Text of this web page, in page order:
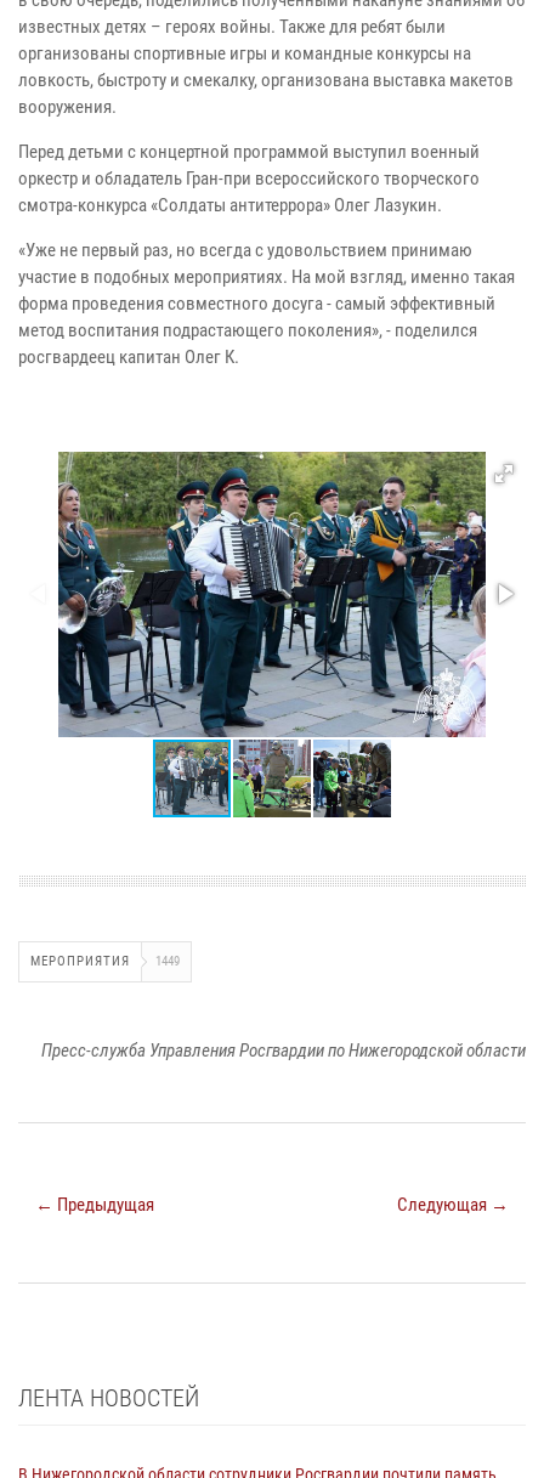
известных детях – героях войны. Также для ребят были
организованы спортивные игры и командные конкурсы на
ловкость, быстроту и смекалку, организована выставка макетов
вооружения.
Перед детьми с концертной программой выступил военный
оркестр и обладатель Гран-при всероссийского творческого
смотра-конкурса «Солдаты антитеррора» Олег Лазукин.
«Уже не первый раз, но всегда с удовольствием принимаю
участие в подобных мероприятиях. На мой взгляд, именно такая
форма проведения совместного досуга - самый эффективный
метод воспитания подрастающего поколения», - поделился
росгвардеец капитан Олег К.
МЕРОПРИЯТИЯ 1449
Пресс-служба Управления Росгвардии по Нижегородской области
← Предыдущая Следующая →
ЛЕНТА НОВОСТЕЙ
В Нижегородской области сотрудники Росгвардии почтили память